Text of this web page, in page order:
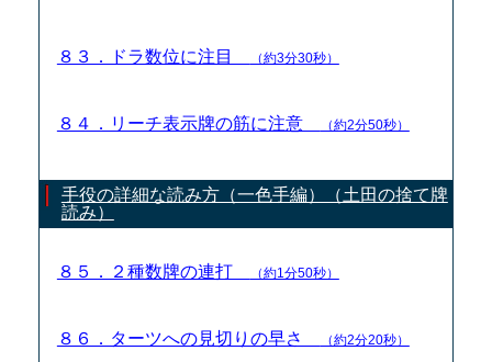
８３．ドラ数位に注目 （約3分30秒）
８４．リーチ表示牌の筋に注意 （約2分50秒）
手役の詳細な読み方（一色手編）（土田の捨て牌
読み）
８５．２種数牌の連打 （約1分50秒）
８６．ターツへの見切りの早さ （約2分20秒）